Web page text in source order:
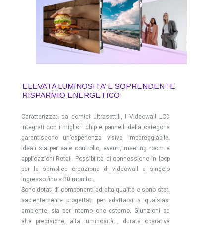
Projects
ELEVATA LUMINOSITA’ E SOPRENDENTE
RISPARMIO ENERGETICO
Caratterizzati da cornici ultrasottili, I Videowall LCD
integrati con i migliori chip e pannelli della categoria
garantiscono un’esperienza visiva impareggiabile.
Ideali sia per sale controllo, eventi, meeting room e
applicazioni Retail. Possibilità di connessione in loop
per la semplice creazione di videowall a singolo
ingresso fino a 30 monitor.
Sono dotati di componenti ad alta qualità e sono stati
sapientemente progettati per adattarsi a qualsiasi
ambiente, sia per interno che esterno. Giunzioni ad
alta precisione, alta luminosità , durata operativa